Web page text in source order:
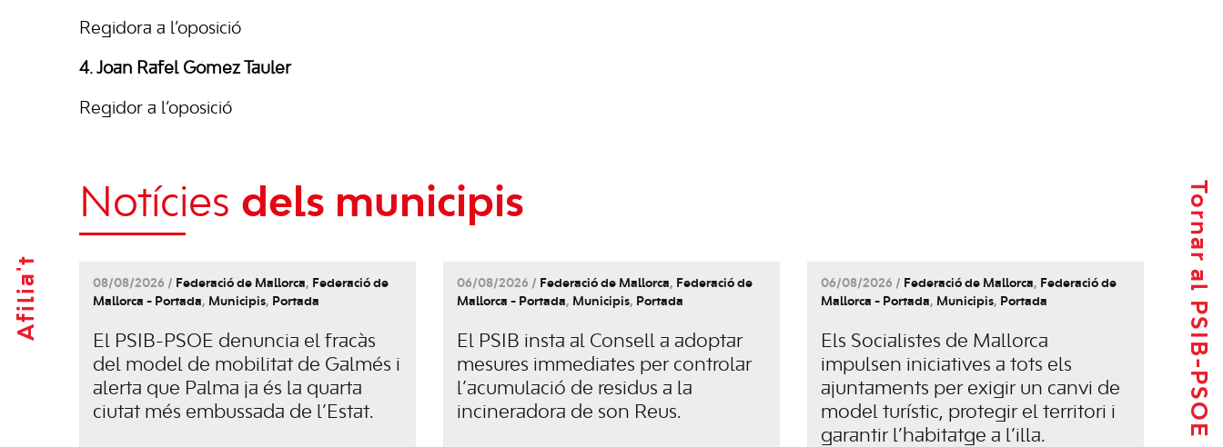
Afilia't Tornar al PSIB-PSOE
Regidora a l’oposició
4. Joan Rafel Gómez Tauler
Regidor a l’oposició
Notícies dels municipis
08/08/2026 / Federació de Mallorca, Federació de
Mallorca - Portada, Municipis, Portada
El PSIB-PSOE denuncia el fracàs
del model de mobilitat de Galmés i
alerta que Palma ja és la quarta
ciutat més embussada de l’Estat.
06/08/2026 / Federació de Mallorca, Federació de
Mallorca - Portada, Municipis, Portada
El PSIB insta al Consell a adoptar
mesures immediates per controlar
l’acumulació de residus a la
incineradora de son Reus.
06/08/2026 / Federació de Mallorca, Federació de
Mallorca - Portada, Municipis, Portada
Els Socialistes de Mallorca
impulsen iniciatives a tots els
ajuntaments per exigir un canvi de
model turístic, protegir el territori i
garantir l’habitatge a l’illa.